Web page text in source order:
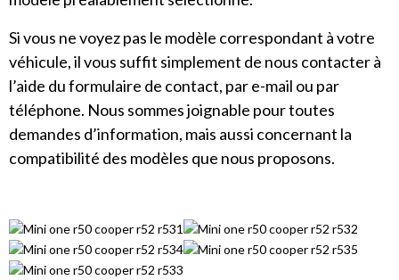
Si vous ne voyez pas le modèle correspondant à votre
véhicule, il vous suffit simplement de nous contacter à
l’aide du formulaire de contact, par e-mail ou par
téléphone. Nous sommes joignable pour toutes
demandes d’information, mais aussi concernant la
compatibilité des modèles que nous proposons.